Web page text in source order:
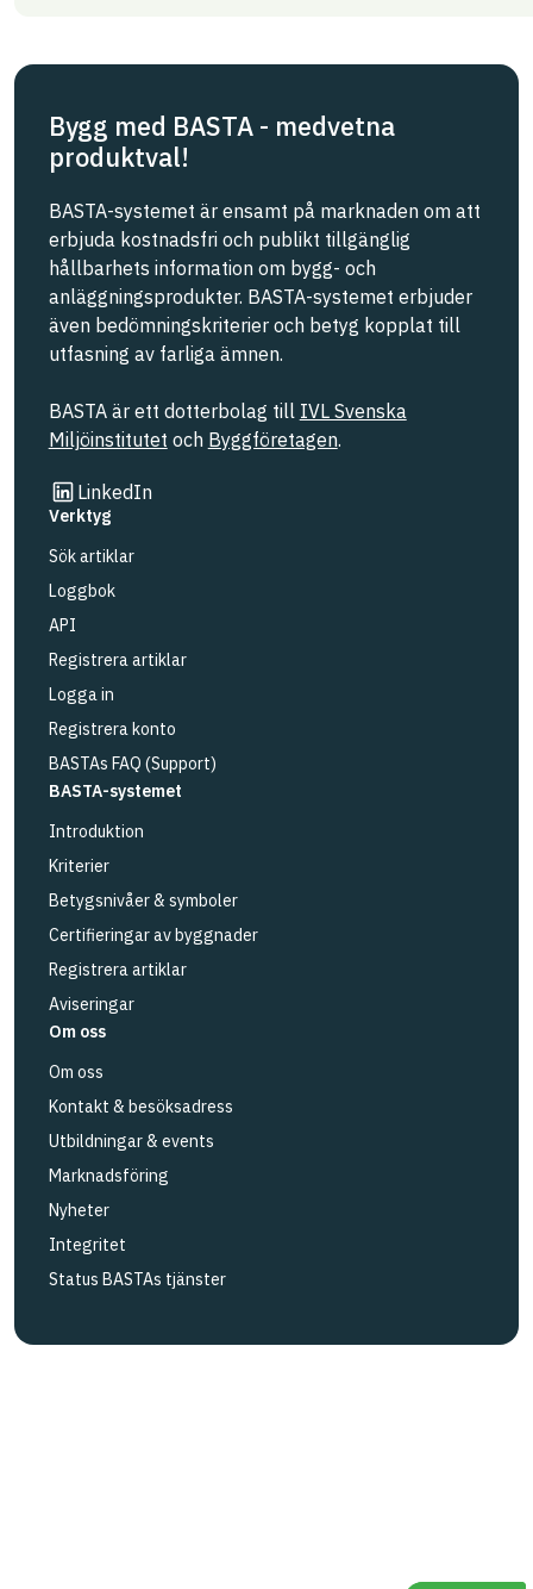
Bygg med BASTA - medvetna
produktval!
BASTA-systemet är ensamt på marknaden om att
erbjuda kostnadsfri och publikt tillgänglig
hållbarhets information om bygg- och
anläggningsprodukter. BASTA-systemet erbjuder
även bedömningskriterier och betyg kopplat till
utfasning av farliga ämnen.
BASTA är ett dotterbolag till IVL Svenska
Miljöinstitutet och Byggföretagen.
LinkedIn
Länk till annan webbplats
Verktyg
Sök artiklar
Loggbok
API
Registrera artiklar
Logga in
Registrera konto
BASTAs FAQ (Support)
BASTA-systemet
Introduktion
Kriterier
Betygsnivåer & symboler
Certifieringar av byggnader
Registrera artiklar
Aviseringar
Om oss
Om oss
Kontakt & besöksadress
Utbildningar & events
Marknadsföring
Nyheter
Integritet
Status BASTAs tjänster